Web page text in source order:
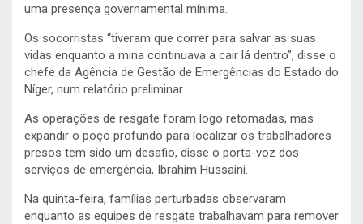
uma presença governamental mínima.
Os socorristas “tiveram que correr para salvar as suas
vidas enquanto a mina continuava a cair lá dentro”, disse o
chefe da Agência de Gestão de Emergências do Estado do
Níger, num relatório preliminar.
As operações de resgate foram logo retomadas, mas
expandir o poço profundo para localizar os trabalhadores
presos tem sido um desafio, disse o porta-voz dos
serviços de emergência, Ibrahim Hussaini.
Na quinta-feira, famílias perturbadas observaram
enquanto as equipes de resgate trabalhavam para remover